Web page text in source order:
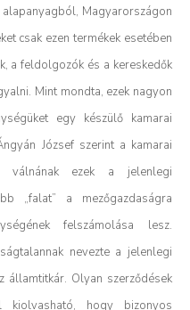
Magyarországon
csak ezen termékek esetében
a feldolgozók és a kereskedők
Mint mondta, ezek nagyon
egy készülő kamarai
József szerint a kamarai
válnának ezek a jelenlegi
„falat” a mezőgazdaságra
felszámolása lesz.
nevezte a jelenlegi
államtitkár. Olyan szerződések
kiolvasható, hogy bizonyos